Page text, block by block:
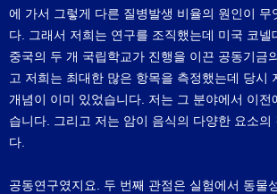
에 가서 그렇게 다른 질병발생 비율의 원인이 무
다. 그래서 저희는 연구를 조직했는데 미국 코넬
중국의 두 개 국립학교가 진행을 이끈 공동기금
고 저희는 최대한 많은 항목을 측정했는데 당시
개념이 이미 있었습니다. 저는 그 분야에서 이전
습니다. 그리고 저는 암이 음식의 다양한 요소의
다.
공동연구였지요. 두 번째 관점은 실험에서 동물